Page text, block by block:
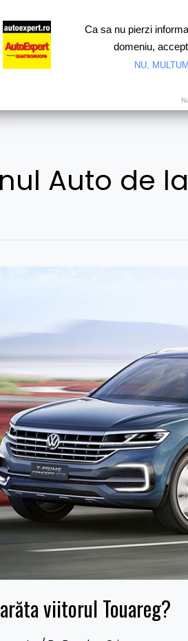
Test drive Motorsport
Auto de
viitorul Touareg?
Ca sa nu pierzi
domeniu,
NU,